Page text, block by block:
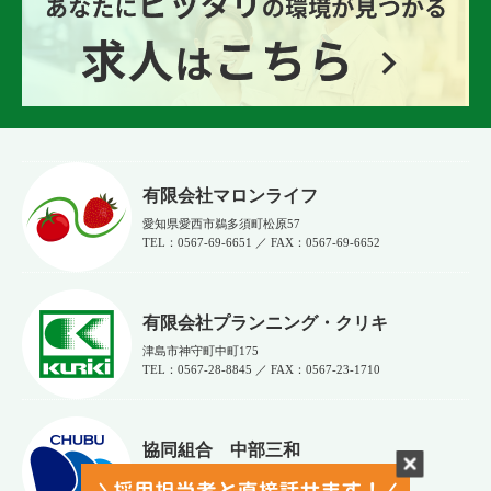
有限会社マロンライフ
愛知県愛西市鵜多須町松原57
TEL：0567-69-6651 ／ FAX：0567‐69‐6652
有限会社プランニング・クリキ
津島市神守町中町175
TEL：0567-28-8845 ／ FAX：0567-23-1710
協同組合 中部三和